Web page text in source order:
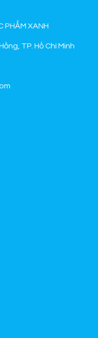
PHẨM XANH
TP. Hồ Chí Minh